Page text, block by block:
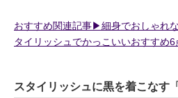
おすすめ関連記事▶︎細身でおしゃれ
タイリッシュでかっこいいおすすめ6
スタイリッシュに黒を着こなす